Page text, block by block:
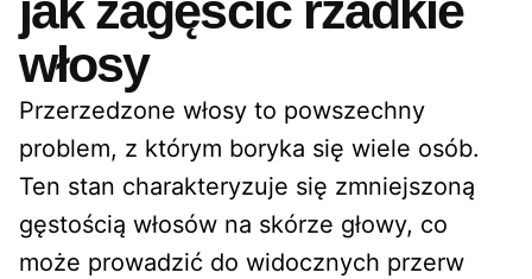
włosy
Przerzedzone włosy to powszechny
problem, z którym boryka się wiele osób.
Ten stan charakteryzuje się zmniejszoną
gęstością włosów na skórze głowy, co
może prowadzić do widocznych przerw